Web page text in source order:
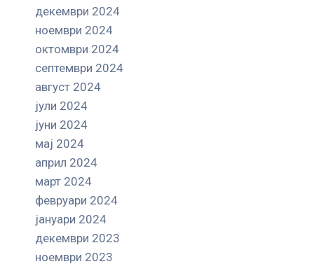
декември 2024
ноември 2024
октомври 2024
септември 2024
август 2024
јули 2024
јуни 2024
мај 2024
април 2024
март 2024
февруари 2024
јануари 2024
декември 2023
ноември 2023